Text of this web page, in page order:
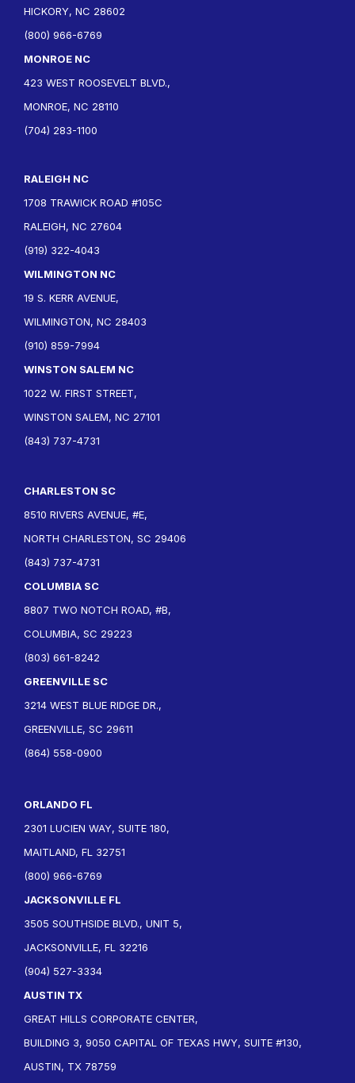
HICKORY, NC 28602
(800) 966-6769
MONROE NC
423 WEST ROOSEVELT BLVD.,
MONROE, NC 28110
(704) 283-1100
RALEIGH NC
1708 TRAWICK ROAD #105C
RALEIGH, NC 27604
(919) 322-4043
WILMINGTON NC
19 S. KERR AVENUE,
WILMINGTON, NC 28403
(910) 859-7994
WINSTON SALEM NC
1022 W. FIRST STREET,
WINSTON SALEM, NC 27101
(843) 737-4731
CHARLESTON SC
8510 RIVERS AVENUE, #E,
NORTH CHARLESTON, SC 29406
(843) 737-4731
COLUMBIA SC
8807 TWO NOTCH ROAD, #B,
COLUMBIA, SC 29223
(803) 661-8242
GREENVILLE SC
3214 WEST BLUE RIDGE DR.,
GREENVILLE, SC 29611
(864) 558-0900
ORLANDO FL
2301 LUCIEN WAY, SUITE 180,
MAITLAND, FL 32751
(800) 966-6769
JACKSONVILLE FL
3505 SOUTHSIDE BLVD., UNIT 5,
JACKSONVILLE, FL 32216
(904) 527-3334
AUSTIN TX
GREAT HILLS CORPORATE CENTER,
BUILDING 3, 9050 CAPITAL OF TEXAS HWY, SUITE #130,
AUSTIN, TX 78759